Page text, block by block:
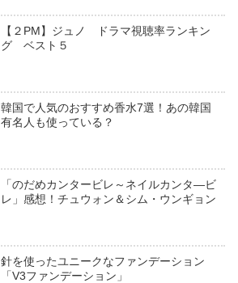
【２PM】ジュノ ドラマ視聴率ランキン
グ ベスト５
韓国で人気のおすすめ香水7選！あの韓国
有名人も使っている？
「のだめカンタービレ～ネイルカンタ―ビ
レ」感想！チュウォン＆シム・ウンギョン
針を使ったユニークなファンデーション
「V3ファンデーション」